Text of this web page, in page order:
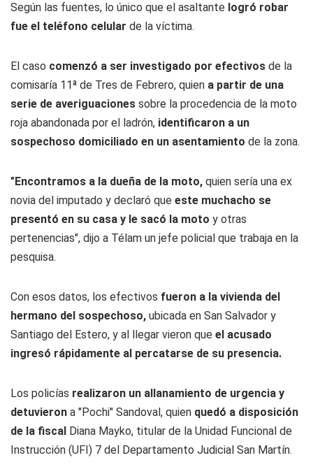
Según las fuentes, lo único que el asaltante logró robar
fue el teléfono celular de la víctima.
El caso comenzó a ser investigado por efectivos de la
comisaría 11ª de Tres de Febrero, quien a partir de una
serie de averiguaciones sobre la procedencia de la moto
roja abandonada por el ladrón, identificaron a un
sospechoso domiciliado en un asentamiento de la zona.
"Encontramos a la dueña de la moto, quien sería una ex
novia del imputado y declaró que este muchacho se
presentó en su casa y le sacó la moto y otras
pertenencias", dijo a Télam un jefe policial que trabaja en la
pesquisa.
Con esos datos, los efectivos fueron a la vivienda del
hermano del sospechoso, ubicada en San Salvador y
Santiago del Estero, y al llegar vieron que el acusado
ingresó rápidamente al percatarse de su presencia.
Los policías realizaron un allanamiento de urgencia y
detuvieron a "Pochi" Sandoval, quien quedó a disposición
de la fiscal Diana Mayko, titular de la Unidad Funcional de
Instrucción (UFI) 7 del Departamento Judicial San Martín.